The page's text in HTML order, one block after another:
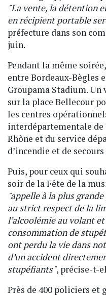
"La vente, la détention
en récipient portable
préfecture dans son
juin.
Pendant la même
entre Bordeaux-Bègles
Groupama Stadium.
sur la place Bellecour
les centres
interdépartementale
Rhône et du service
d’incendie et de
Puis, pour ceux qui
soir de la Fête de la
"appelle à la plus
au strict respect de la
l’alcoolémie au volant
consommation de
ont perdu la vie dans
d’un accident
stupéfiants", précise-t-
Près de 400 policiers et